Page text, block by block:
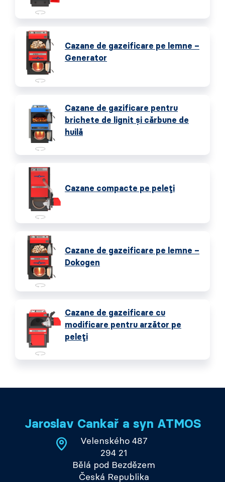
Cazane de gazeificare pe lemne –
Generator
Cazane de gazificare pentru
brichete de lignit și cărbune de
huilă
Cazane compacte pe peleți
Cazane de gazeificare pe lemne –
Dokogen
Cazane de gazeificare cu
modificare pentru arzător pe
peleți
Jaroslav Cankař a syn ATMOS
Velenského 487
294 21
Bělá pod Bezdězem
Česká Republika